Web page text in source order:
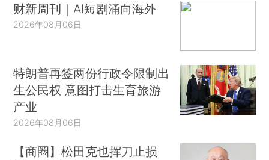
财新周刊｜AI短剧涌向海外
2026年08月06日
特朗普再签两份行政令限制出
生公民权 意图打击生育旅游
产业
2026年08月06日
【商圈】松田克也挥刀止损